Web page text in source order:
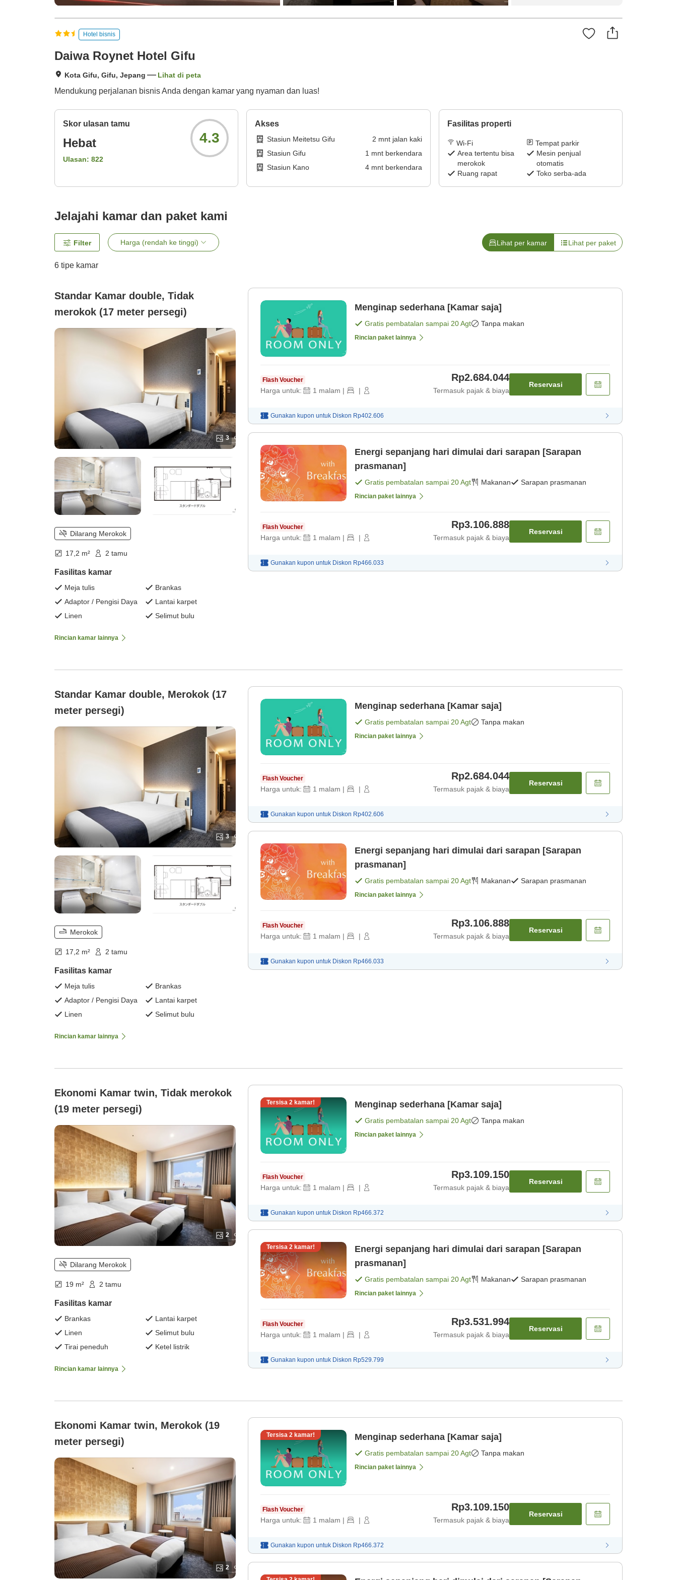
Hotel bisnis
Daiwa Roynet Hotel Gifu
Kota Gifu, Gifu, Jepang Lihat di peta
Mendukung perjalanan bisnis Anda dengan kamar yang nyaman dan luas!
Skor ulasan tamu
Hebat
Ulasan: 822
4.3
Akses
Stasiun Meitetsu Gifu 2 mnt jalan kaki
Stasiun Gifu
1 mnt berkendara
Stasiun Kano
4mnt berkendara
Fasilitas properti
Wi-Fi
Tempat parkir
Area tertentu bisa
merokok
Mesin penjual
otomatis
Ruang rapat
Toko serba-ada
Jelajahi kamar dan paket kami
Filter Harga (rendah ke tinggi) Lihat per kamar Lihat per paket
6 tipe kamar
Standar Kamar double, Tidak
merokok (17 meter persegi)
3
Dilarang Merokok
17,2 m² 2 tamu
Fasilitas kamar
Meja tulis
Brankas
Adaptor / Pengisi Daya
Lantai karpet
Linen
Selimut bulu
Rincian kamar lainnya
Menginap sederhana [Kamar saja]
Gratis pembatalan sampai 20 Agt Tanpa makan
Rincian paket lainnya
Flash Voucher
Harga untuk: 1 malam | |
Rp2.684.044
Termasuk pajak & biaya
Reservasi
Gunakan kupon untuk Diskon Rp402.606
Energi sepanjang hari dimulai dari sarapan [Sarapan
prasmanan]
Gratis pembatalan sampai 20 Agt Makanan Sarapan prasmanan
Rincian paket lainnya
Flash Voucher
Harga untuk: 1 malam | |
Rp3.106.888
Termasuk pajak & biaya
Reservasi
Gunakan kupon untuk Diskon Rp466.033
Standar Kamar double, Merokok (17
meter persegi)
3
Merokok
17,2 m² 2 tamu
Fasilitas kamar
Meja tulis
Brankas
Adaptor / Pengisi Daya
Lantai karpet
Linen
Selimut bulu
Rincian kamar lainnya
Menginap sederhana [Kamar saja]
Gratis pembatalan sampai 20 Agt Tanpa makan
Rincian paket lainnya
Flash Voucher
Harga untuk: 1 malam | |
Rp2.684.044
Termasuk pajak & biaya
Reservasi
Gunakan kupon untuk Diskon Rp402.606
Energi sepanjang hari dimulai dari sarapan [Sarapan
prasmanan]
Gratis pembatalan sampai 20 Agt Makanan Sarapan prasmanan
Rincian paket lainnya
Flash Voucher
Harga untuk: 1 malam | |
Rp3.106.888
Termasuk pajak & biaya
Reservasi
Gunakan kupon untuk Diskon Rp466.033
Ekonomi Kamar twin, Tidak merokok
(19 meter persegi)
2
Dilarang Merokok
19 m² 2 tamu
Fasilitas kamar
Brankas
Lantai karpet
Linen
Selimut bulu
Tirai peneduh
Ketel listrik
Rincian kamar lainnya
Tersisa 2 kamar! Menginap sederhana [Kamar saja]
Gratis pembatalan sampai 20 Agt Tanpa makan
Rincian paket lainnya
Flash Voucher
Harga untuk: 1 malam | |
Rp3.109.150
Termasuk pajak & biaya
Reservasi
Gunakan kupon untuk Diskon Rp466.372
Tersisa 2 kamar!
Energi sepanjang hari dimulai dari sarapan [Sarapan
prasmanan]
Gratis pembatalan sampai 20 Agt Makanan Sarapan prasmanan
Rincian paket lainnya
Flash Voucher
Harga untuk: 1 malam | |
Rp3.531.994
Termasuk pajak & biaya
Reservasi
Gunakan kupon untuk Diskon Rp529.799
Ekonomi Kamar twin, Merokok (19
meter persegi)
2
Tersisa 2 kamar! Menginap sederhana [Kamar saja]
Gratis pembatalan sampai 20 Agt Tanpa makan
Rincian paket lainnya
Flash Voucher
Harga untuk: 1 malam | |
Rp3.109.150
Termasuk pajak & biaya
Reservasi
Gunakan kupon untuk Diskon Rp466.372